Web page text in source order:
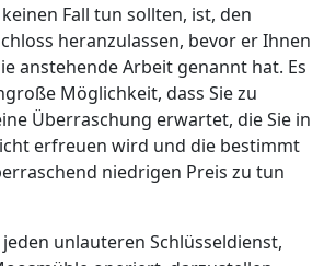
Fall tun sollten, ist, den
heranzulassen, bevor er Ihnen
anstehende Arbeit genannt hat. Es
Möglichkeit, dass Sie zu
Überraschung erwartet, die Sie in
erfreuen wird und die bestimmt
niedrigen Preis zu tun
unlauteren Schlüsseldienst,